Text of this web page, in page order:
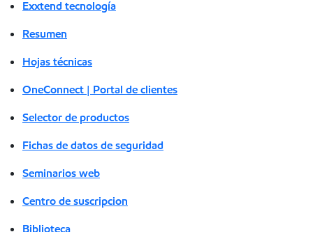
Exxtend tecnología
Resumen
Hojas técnicas
OneConnect | Portal de clientes
Selector de productos
Fichas de datos de seguridad
Seminarios web
Centro de suscripcion
Biblioteca